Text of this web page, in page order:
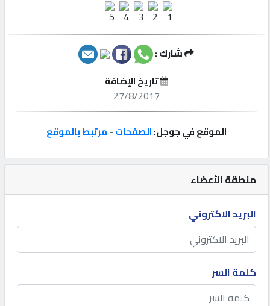
مميزة
إتصل
إعلانات
المنتدى
كيو
مزاد
منطقة الأعضاء
البريد الاكتروني
كلمة السر
شارك :
تاريخ الإضافة
27/8/2017
الموقع في جوجل:الصفحات-مرتبط بالموقع